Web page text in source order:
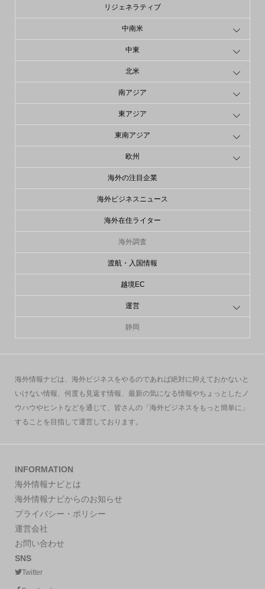
リジェネラティブ
中南米
中東
北米
南アジア
東アジア
東南アジア
欧州
海外の注目企業
海外ビジネスニュース
海外在住ライター
海外調査
渡航・入国情報
越境EC
運営
静岡
海外情報ナビは、海外ビジネスをやるのであれば絶対に抑えておかないと
いけない情報、何度も見返す情報、最新の気になる情報やちょっとしたノ
ウハウやヒントなどを通じて、皆さんの「海外ビジネスをもっと簡単に」
することを目指して運営しております。
INFORMATION
海外情報ナビとは
海外情報ナビからのお知らせ
プライバシー・ポリシー
運営会社
お問い合わせ
SNS
Twitter